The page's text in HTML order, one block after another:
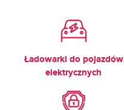
Ładowarki do pojazdów
elektrycznych